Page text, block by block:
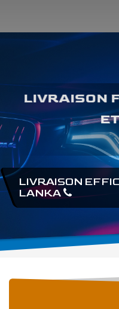
LIVRAISON
LIVRAISON
LANKA